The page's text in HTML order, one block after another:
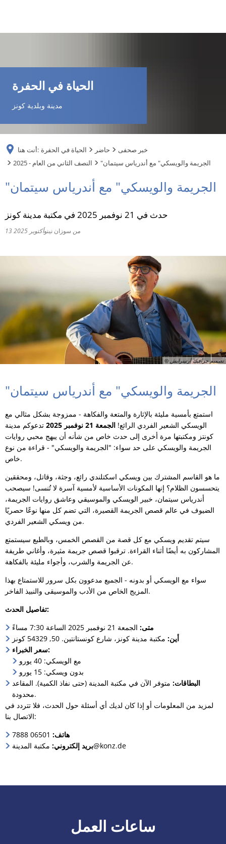
FR
TR
الحياة في الحفرة
مدينة وبلدية كونز
أنت هنا: الحياة في الحفرة حاضر
خبر صحفى
2025 - النصف الثاني من العام
"الجريمة والويسكي" مع أندرياس سيتمان
"الجريمة والويسكي" مع أندرياس سيتمان
حدث في 21 نوفمبر 2025 في مكتبة مدينة كونز
13 أكتوبر 2025 من سوزان نينو
© تصميم جرافيك أرتينرايش
"الجريمة والويسكي" مع أندرياس سيتمان
استمتع بأمسية مليئة بالإثارة والمتعة والفكاهة - ممزوجة بشكل مثالي مع
الويسكي الشعير الفردي الرائع! الجمعة 21 نوفمبر 2025
تدعوكم مدينة
كونتز ومكتبتها مرة أخرى إلى حدث خاص من شأنه أن يبهج محبي روايات
الجريمة والويسكي على حد سواء: "الجريمة والويسكي" - قراءة من نوع
خاص.
ما هو القاسم المشترك بين ويسكي اسكتلندي رائع، وجثة، وقاتل، ومحققين
يتحسسون الظلام؟ إنها المكونات الأساسية لأمسية آسرة لا تُنسى! سيصحب
أندرياس سيتمان، خبير الويسكي والموسيقي وعاشق روايات الجريمة،
الضيوف في عالم قصص الجريمة القصيرة، التي تضم كل منها نوعًا حصريًا
من ويسكي الشعير الفردي.
سيتم تقديم ويسكي مع كل قصة من القصص الخمس، وبالطبع سيستمتع
المشاركون به أيضًا أثناء القراءة. ترقبوا قصص جريمة مثيرة، وأغاني طريفة
عن الجريمة والشرب، وأجواء مليئة بالفكاهة.
سواء مع الويسكي أو بدونه - الجميع مدعوون بكل سرور للاستمتاع بهذا
المزيج الخاص من الأدب والموسيقى والنبيذ الفاخر.
تفاصيل الحدث:
متى: الجمعة 21 نوفمبر 2025 الساعة 7:30 مساءً
أين: مكتبة مدينة كونز، شارع كونستانتين. 50, 54329 كونز
سعر الخبراء:
مع الويسكي: 40 يورو
بدون ويسكي: 15 يورو
البطاقات: متوفر الآن في مكتبة المدينة (حتى نفاذ الكمية). المقاعد
محدودة.
لمزيد من المعلومات أو إذا كان لديك أي أسئلة حول الحدث، فلا تتردد في
الاتصال بنا:
هاتف:
بريد إلكتروني:مكتبة المدينة@konz.de
ساعات العمل